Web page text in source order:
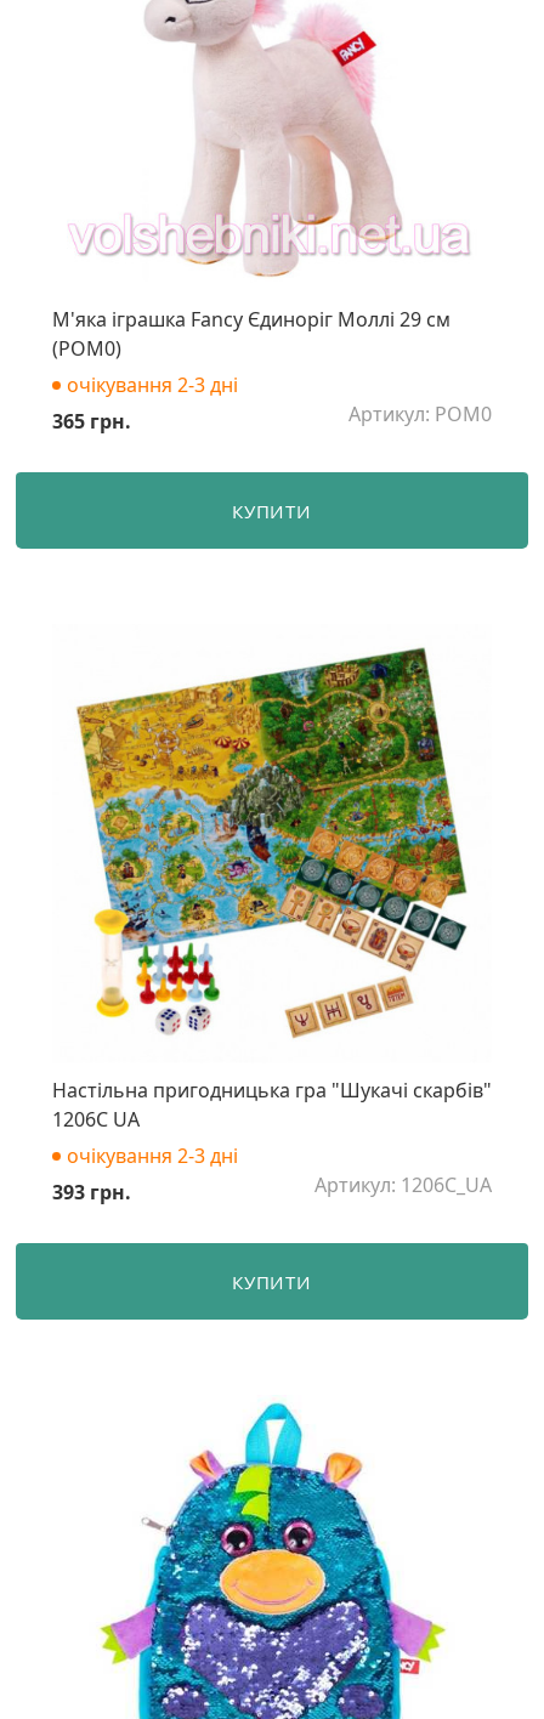
М'яка іграшка Fancy Єдиноріг Моллі 29 см
(POM0)
очікування 2-3 дні
Артикул: POM0
365 грн.
КУПИТИ
Настільна пригодницька гра "Шукачі скарбів"
1206C UA
очікування 2-3 дні
Артикул: 1206C_UA
393 грн.
КУПИТИ